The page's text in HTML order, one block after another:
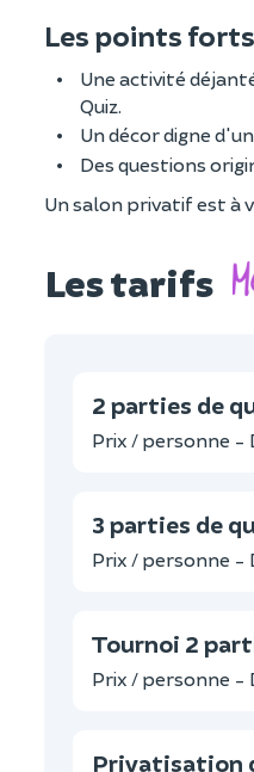
Les points
Une activité
Quiz.
Un décor digne
Des questions
Un salon privatif est à
Les tarifs
2 parties de
Prix / personne -
3 parties de
Prix / personne -
Tournoi 2
Prix / personne -
Privatisation